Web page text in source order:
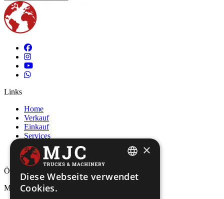
Links
Home
Verkauf
Einkauf
Services
Kontakt
Öffnungszeiten
Mo - Frei
×
Diese Webseite verwendet
Cookies.